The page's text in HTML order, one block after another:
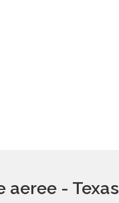
aeree - Texas